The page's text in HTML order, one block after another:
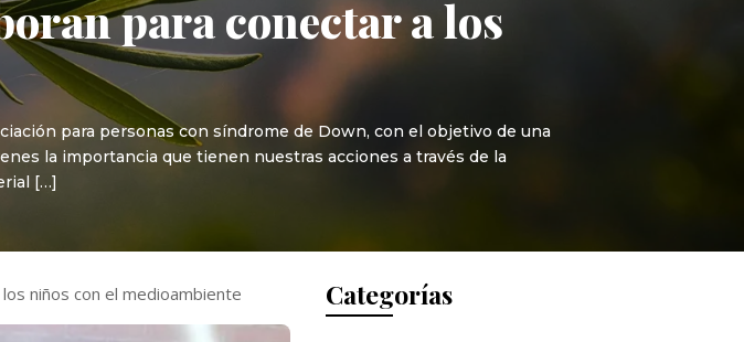
para conectar a los
para personas con síndrome de Down, con el objetivo de una
la importancia que tienen nuestras acciones a través de la
[…]
niños con el medioambiente Categorías